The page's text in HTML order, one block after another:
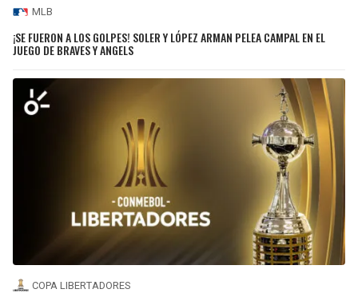
MLB
¡SE FUERON A LOS GOLPES! SOLER Y LÓPEZ ARMAN PELEA CAMPAL EN EL
JUEGO DE BRAVES Y ANGELS
COPA LIBERTADORES